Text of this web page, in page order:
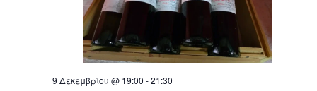
9 Δεκεμβρίου @ 19:00 -21:30